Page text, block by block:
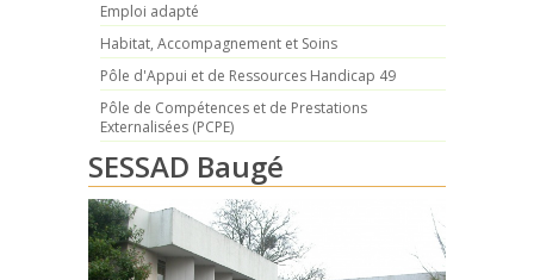
Emploi adapté
Habitat, Accompagnement et Soins
Pôle d'Appui et de Ressources Handicap 49
Pôle de Compétences et de Prestations
Externalisées (PCPE)
SESSAD Baugé